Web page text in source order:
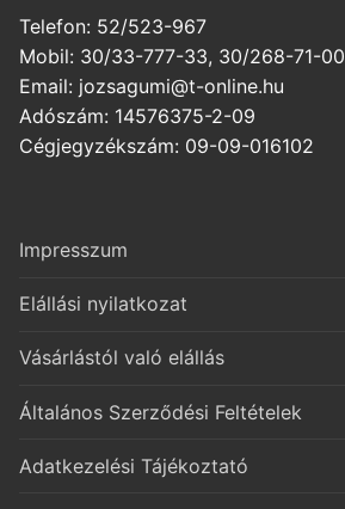
Telefon: 52/523-967
Mobil: 30/33-777-33, 30/268-71-00
Email: jozsagumi@t-online.hu
Adószám: 14576375-2-09
Cégjegyzékszám: 09-09-016102
Impresszum
Elállási nyilatkozat
Vásárlástól való elállás
Általános Szerződési Feltételek
Adatkezelési Tájékoztató